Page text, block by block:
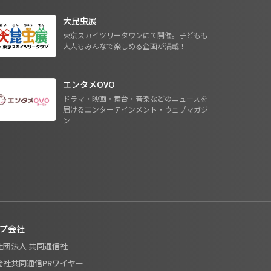
大昆虫展
東京スカイツリータウンにて開催。子どもも
大人もみんなで楽しめる企画が満載！
エンタメOVO
ドラマ・映画・舞台・音楽などのニュースを
届けるエンターテインメント・ウェブマガジ
ン
会社
団法人 共同通信社
社共同通信PRワイヤー